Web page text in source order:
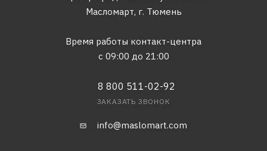
Масломарт, г. Тюмень
Время работы контакт-центра
с 09:00 до 21:00
8 800 511-02-92
ЗАКАЗАТЬ ЗВОНОК
info@maslomart.com